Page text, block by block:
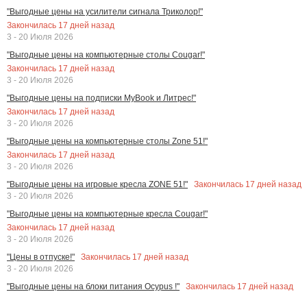
"Выгодные цены на усилители сигнала Триколор!"
Закончилась 17 дней назад
3 - 20 Июля 2026
"Выгодные цены на компьютерные столы Cougar!"
Закончилась 17 дней назад
3 - 20 Июля 2026
"Выгодные цены на подписки MyBook и Литрес!"
Закончилась 17 дней назад
3 - 20 Июля 2026
"Выгодные цены на компьютерные столы Zone 51!"
Закончилась 17 дней назад
3 - 20 Июля 2026
"Выгодные цены на игровые кресла ZONE 51!"
Закончилась 17 дней назад
3 - 20 Июля 2026
"Выгодные цены на компьютерные кресла Cougar!"
Закончилась 17 дней назад
3 - 20 Июля 2026
"Цены в отпуске!"
Закончилась 17 дней назад
3 - 20 Июля 2026
"Выгодные цены на блоки питания Ocypus !"
Закончилась 17 дней назад